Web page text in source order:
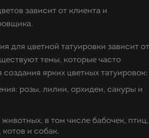
зависит от клиента и
для цветной татуировки зависит от
темы, которые часто
ярких цветных татуировок:
розы, лилии, орхидеи, сакуры и
в том числе бабочек, птиц,
котов и собак.